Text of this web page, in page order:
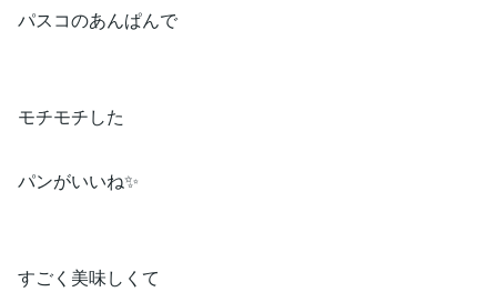
パスコのあんぱんで
モチモチした
パンがいいね✨
すごく美味しくて